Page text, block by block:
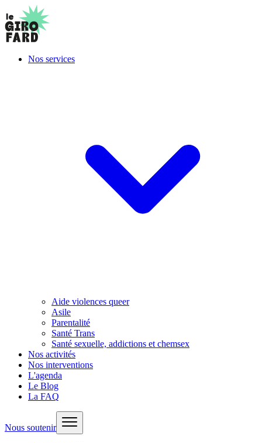
Nos services
Aide violences queer
Asile
Parentalité
Santé Trans
Santé sexuelle, addictions et chemsex
Nos activités
Nos interventions
L'agenda
Le Blog
La FAQ
Nous soutenir